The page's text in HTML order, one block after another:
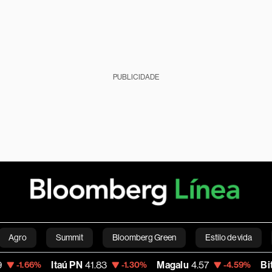
PUBLICIDADE
Agro Summit Bloomberg Green Estilo de vida
pessoais Viagens Internacional Brasil
Itaú PN 41.83 -1.30% Magalu 4.57 -4.59% Bitcoin